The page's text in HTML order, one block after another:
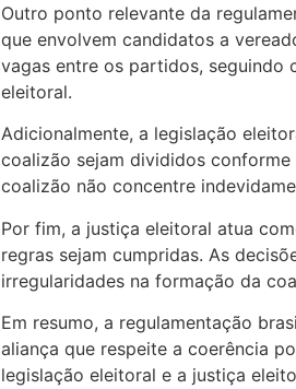
Outro ponto relevante da
que envolvem candidatos a
vagas entre os partidos, seguindo
eleitoral.
Adicionalmente, a legislação
coalizão sejam divididos
coalizão não concentre
Por fim, a justiça eleitoral atua
regras sejam cumpridas. As
irregularidades na formação da
Em resumo, a regulamentação
aliança que respeite a coerência
legislação eleitoral e a justiça